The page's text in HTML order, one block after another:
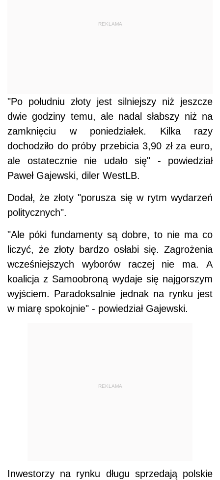
REKLAMA
"Po południu złoty jest silniejszy niż jeszcze
dwie godziny temu, ale nadal słabszy niż na
zamknięciu w poniedziałek. Kilka razy
dochodziło do próby przebicia 3,90 zł za euro,
ale ostatecznie nie udało się" - powiedział
Paweł Gajewski, diler WestLB.
Dodał, że złoty "porusza się w rytm wydarzeń
politycznych".
"Ale póki fundamenty są dobre, to nie ma co
liczyć, że złoty bardzo osłabi się. Zagrożenia
wcześniejszych wyborów raczej nie ma. A
koalicja z Samoobroną wydaje się najgorszym
wyjściem. Paradoksalnie jednak na rynku jest
w miarę spokojnie" - powiedział Gajewski.
REKLAMA
Inwestorzy na rynku długu sprzedają polskie